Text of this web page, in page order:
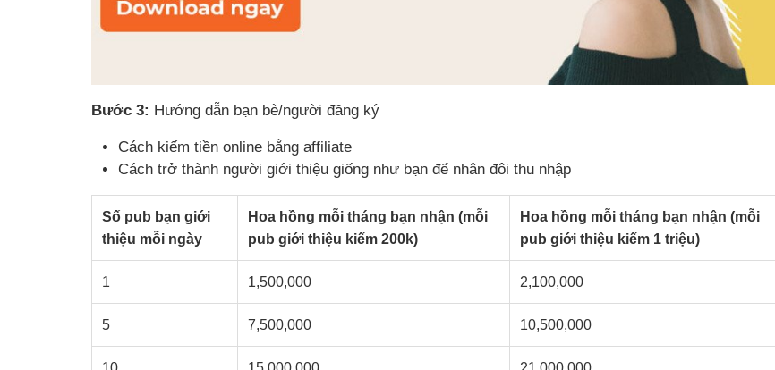
Bước 3: Hướng dẫn bạn bè/người đăng ký
Cách kiếm tiền online bằng affiliate
Cách trở thành người giới thiệu giống như bạn để nhân đôi thu nhập
Số pub bạn giới
thiệu mỗi ngày
Hoa hồng mỗi tháng bạn nhận (mỗi
pub giới thiệu kiếm 200k)
Hoa hồng mỗi tháng bạn nhận (mỗi
pub giới thiệu kiếm 1 triệu)
1 1,500,000 2,100,000
5 7,500,000 10,500,000